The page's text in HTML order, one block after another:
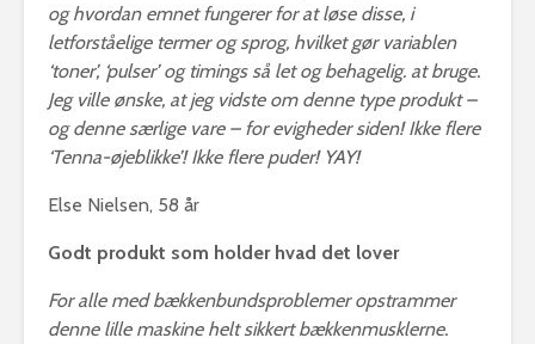
og hvordan emnet fungerer for at løse disse, i
letforståelige termer og sprog, hvilket gør variablen
‘toner’, ‘pulser’ og timings så let og behagelig. at bruge.
Jeg ville ønske, at jeg vidste om denne type produkt –
og denne særlige vare – for evigheder siden! Ikke flere
‘Tenna-øjeblikke’! Ikke flere puder! YAY!
Else Nielsen, 58 år
Godt produkt som holder hvad det lover
For alle med bækkenbundsproblemer opstrammer
denne lille maskine helt sikkert bækkenmusklerne.